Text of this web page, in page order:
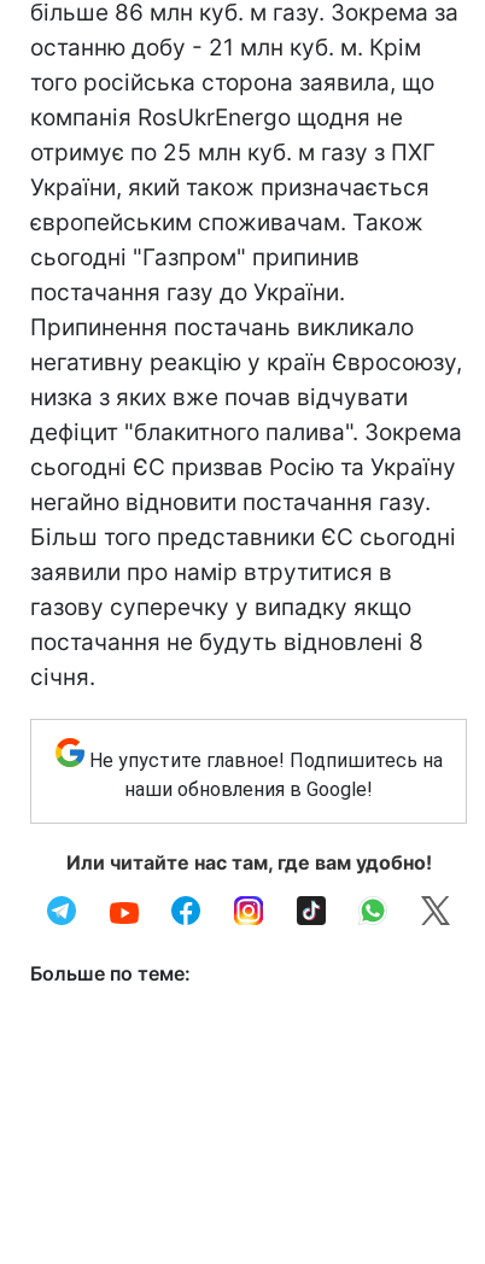
більше 86 млн куб. м газу. Зокрема за
останню добу - 21 млн куб. м. Крім
того російська сторона заявила, що
компанія RosUkrEnergo щодня не
отримує по 25 млн куб. м газу з ПХГ
України, який також призначається
європейським споживачам. Також
сьогодні "Газпром" припинив
постачання газу до України.
Припинення постачань викликало
негативну реакцію у країн Євросоюзу,
низка з яких вже почав відчувати
дефіцит "блакитного палива". Зокрема
сьогодні ЄС призвав Росію та Україну
негайно відновити постачання газу.
Більш того представники ЄС сьогодні
заявили про намір втрутитися в
газову суперечку у випадку якщо
постачання не будуть відновлені 8
січня.
Не упустите главное! Подпишитесь на
наши обновления в Google!
Или читайте нас там, где вам удобно!
Больше по теме: